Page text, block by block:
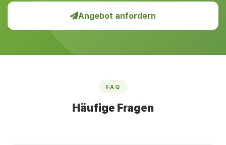
Angebot anfordern
FAQ
Häufige Fragen